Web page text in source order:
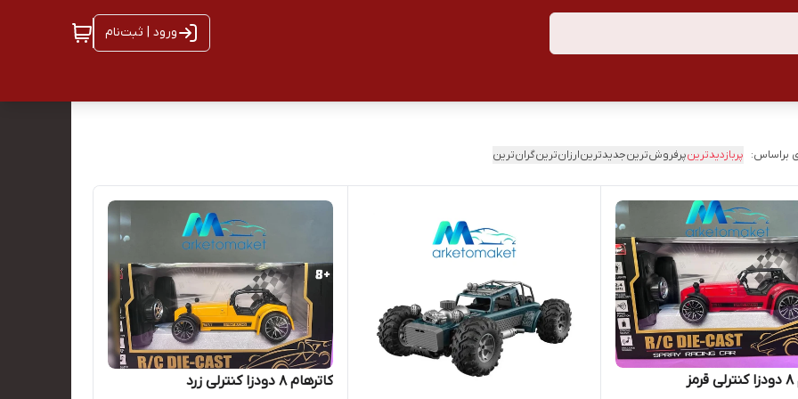
ورود | ثبت‌نام
براساس: پربازدیدترینپرفروش‌ترینجدیدترینارزان‌ترینگران‌ترین
کاترهام ۸ دودزا کنترلی زرد